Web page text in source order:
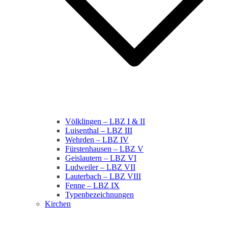
Völklingen – LBZ I & II
Luisenthal – LBZ III
Wehrden – LBZ IV
Fürstenhausen – LBZ V
Geislautern – LBZ VI
Ludweiler – LBZ VII
Lauterbach – LBZ VIII
Fenne – LBZ IX
Typenbezeichnungen
Kirchen